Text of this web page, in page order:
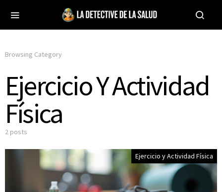
Browsing Category
Ejercicio Y Actividad
Física
2 posts
Ejercicio y Actividad Física